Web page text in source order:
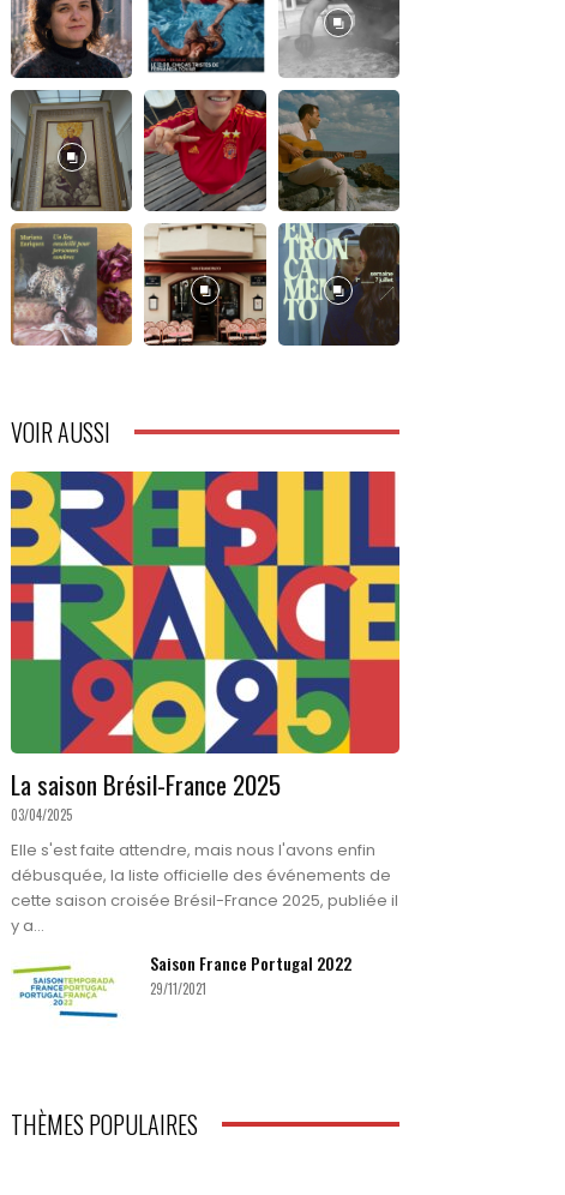
VOIR AUSSI
La saison Brésil-France 2025
03/04/2025
Elle s'est faite attendre, mais nous l'avons enfin
débusquée, la liste officielle des événements de
cette saison croisée Brésil-France 2025, publiée il
y a...
Saison France Portugal 2022
29/11/2021
THÈMES POPULAIRES